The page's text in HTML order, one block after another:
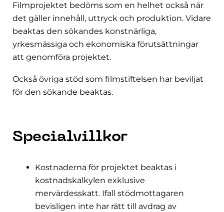
Filmprojektet bedöms som en helhet också när
det gäller innehåll, uttryck och produktion. Vidare
beaktas den sökandes konstnärliga,
yrkesmässiga och ekonomiska förutsättningar
att genomföra projektet.
Också övriga stöd som filmstiftelsen har beviljat
för den sökande beaktas.
Specialvillkor
Kostnaderna för projektet beaktas i
kostnadskalkylen exklusive
mervärdesskatt. Ifall stödmottagaren
bevisligen inte har rätt till avdrag av